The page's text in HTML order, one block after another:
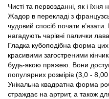
Чисті та первозданні, як і їхня
Жадор в перекладі з
чудовий спосіб почати в’язати.
нагадують чарівні палички
Гладка кубоподібна форма
красивими загостреними
будь-якою пряжею. Вони
популярних розмірів (3,0 -
Унікальна квадратна форма
страждає на артрит, а також